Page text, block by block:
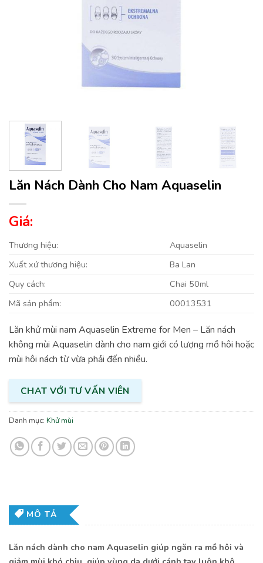
Lăn Nách Dành Cho Nam Aquaselin
Giá:
Thương hiệu:
Aquaselin
Xuất xứ thương hiệu:
Ba Lan
Quy cách:
Chai 50ml
Mã sản phẩm:
00013531
Lăn khử mùi nam Aquaselin Extreme for Men – Lăn nách
không mùi Aquaselin dành cho nam giới có lượng mồ hôi hoặc
mùi hôi nách từ vừa phải đến nhiều.
CHAT VỚI TƯ VẤN VIÊN
Danh mục: Khử mùi
MÔ TẢ
Lăn nách dành cho nam Aquaselin giúp ngăn ra mồ hôi và